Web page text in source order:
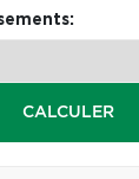
CALCULER